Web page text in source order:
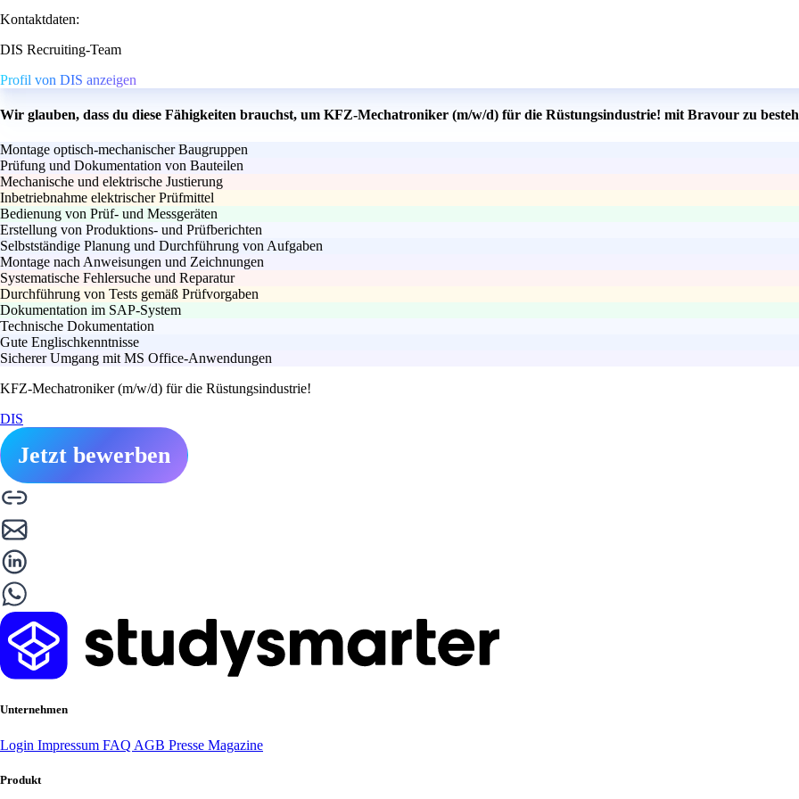
Kontaktdaten:
DIS Recruiting-Team
Profil von DIS anzeigen
Wir glauben, dass du diese Fähigkeiten brauchst, um KFZ-Mechatroniker (m/w/d) für die Rüstungsindustrie! mit Bravour zu
Montage optisch-mechanischer Baugruppen
Prüfung und Dokumentation von Bauteilen
Mechanische und elektrische Justierung
Inbetriebnahme elektrischer Prüfmittel
Bedienung von Prüf- und Messgeräten
Erstellung von Produktions- und Prüfberichten
Selbstständige Planung und Durchführung von Aufgaben
Montage nach Anweisungen und Zeichnungen
Systematische Fehlersuche und Reparatur
Durchführung von Tests gemäß Prüfvorgaben
Dokumentation im SAP-System
Technische Dokumentation
Gute Englischkenntnisse
Sicherer Umgang mit MS Office-Anwendungen
KFZ-Mechatroniker (m/w/d) für die Rüstungsindustrie!
DIS
Jetzt bewerben
Unternehmen
Login Impressum FAQ AGB Presse Magazine
Produkt